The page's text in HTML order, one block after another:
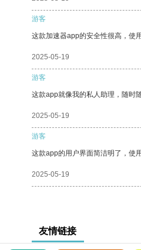
游客
这款加速器app的安全性很高，使
2025-05-19
游客
这款app就像我的私人助理，随时
2025-05-19
游客
这款app的用户界面简洁明了，使
2025-05-19
友情链接